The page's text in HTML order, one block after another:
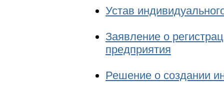
Устав
Заявление о
предприятия
Решение о создании